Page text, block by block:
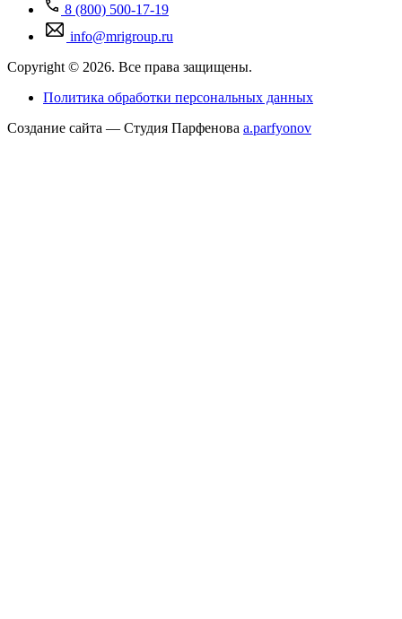
8 (800) 500-17-19
info@mrigroup.ru
Copyright © 2026. Все права защищены.
Политика обработки персональных данных
Создание сайта — Студия Парфенова a.parfyonov